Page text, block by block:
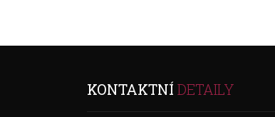
KONTAKTNÍ DETAILY